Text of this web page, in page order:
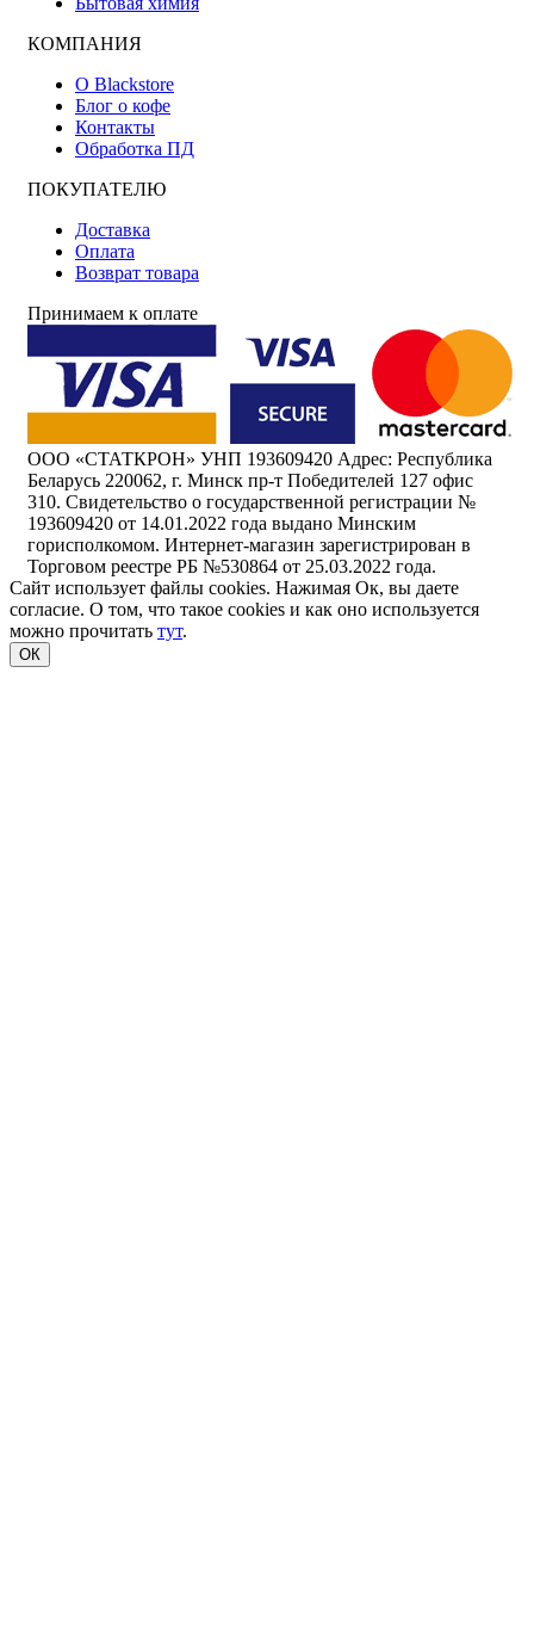
КОМПАНИЯ
О Blackstore
Блог о кофе
Контакты
Обработка ПД
ПОКУПАТЕЛЮ
Доставка
Оплата
Возврат товара
Принимаем к оплате
ООО «СТАТКРОН» УНП 193609420 Адрес: Республика
Беларусь 220062, г. Минск пр-т Победителей 127 офис
310. Свидетельство о государственной регистрации №
193609420 от 14.01.2022 года выдано Минским
горисполкомом. Интернет-магазин зарегистрирован в
Торговом реестре РБ №530864 от 25.03.2022 года.
Сайт использует файлы cookies. Нажимая Ок, вы даете
согласие. О том, что такое cookies и как оно используется
можно прочитать тут.
ОК